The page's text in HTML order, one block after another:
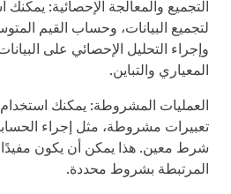
التجميع والمعالجة الإحصائية: يمكنك
لتجميع البيانات، وحساب القيم
وإجراء التحليل الإحصائي على
المعياري والتباين.
العمليات المشروطة: يمكنك استخدام
تعبيرات مشروطة، مثل إجراء
شرط معين. هذا يمكن أن يكون
المرتبطة بشروط محددة.